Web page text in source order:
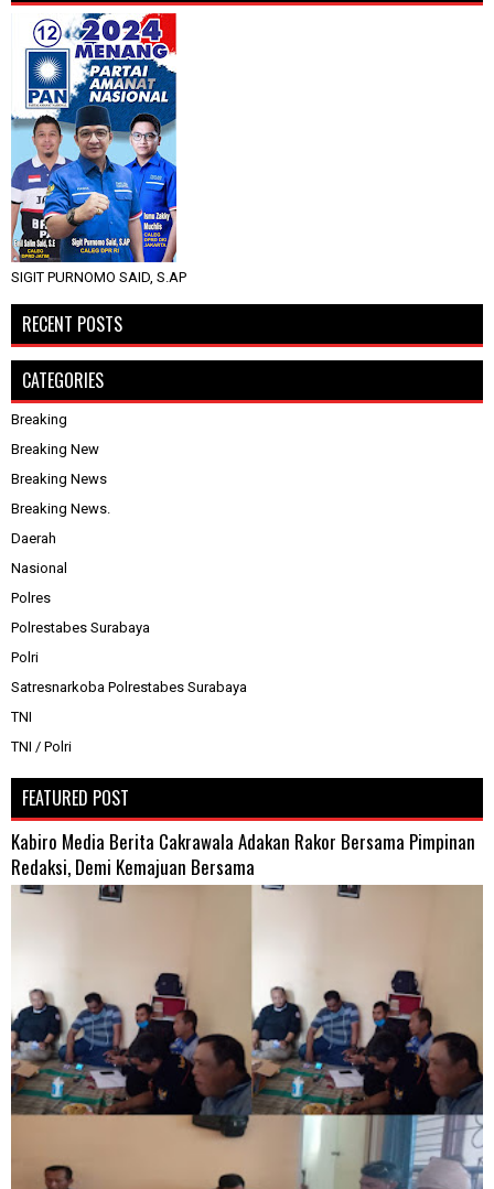
SIGIT PURNOMO SAID, S.AP
RECENT POSTS
CATEGORIES
Breaking
Breaking New
Breaking News
Breaking News.
Daerah
Nasional
Polres
Polrestabes Surabaya
Polri
Satresnarkoba Polrestabes Surabaya
TNI
TNI / Polri
FEATURED POST
Kabiro Media Berita Cakrawala Adakan Rakor Bersama Pimpinan
Redaksi, Demi Kemajuan Bersama